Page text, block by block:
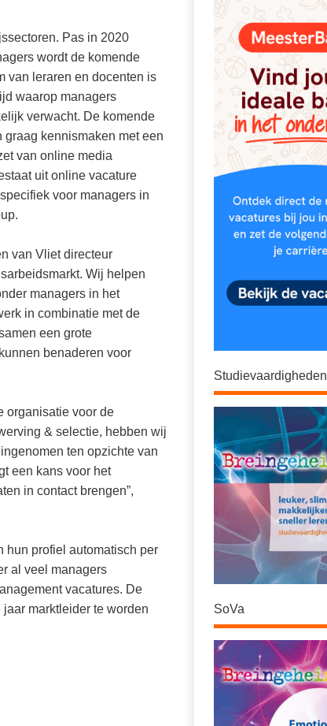
Pas in 2020
wordt de komende
van leraren en docenten is
waarop managers
verwacht. De komende
graag kennismaken met een
van online media
uit online vacature
voor managers in
van Vliet directeur
Wij helpen
managers in het
in combinatie met de
een grote
benaderen voor
organisatie voor de
& selectie, hebben wij
ten opzichte van
een kans voor het
in contact brengen”,
hun profiel automatisch per
al veel managers
vacatures. De
marktleider te worden
Studievaardigheden
SoVa